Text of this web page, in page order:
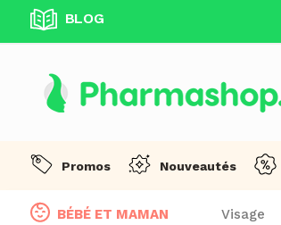
BLOG
Promos Nouveautés
BÉBÉ ET MAMAN Visage